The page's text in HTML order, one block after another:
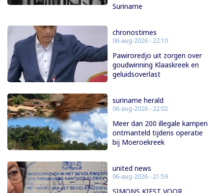
Suriname
chronostimes
06-aug-2026 - 22:10
Pawiroredjo uit zorgen over
goudwinning Klaaskreek en
geluidsoverlast
suriname herald
06-aug-2026 - 22:02
Meer dan 200 illegale kampen
ontmanteld tijdens operatie
bij Moeroekreek
united news
06-aug-2026 - 21:59